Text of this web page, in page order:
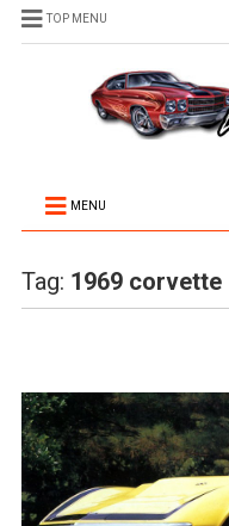
TOP MENU
MENU
Tag: 1969 corvette